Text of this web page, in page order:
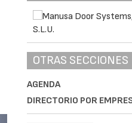
OTRAS SECCIONES
AGENDA
DIRECTORIO POR